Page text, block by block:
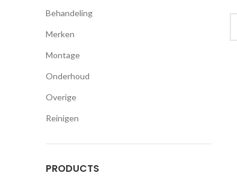
Behandeling
Merken
Montage
Onderhoud
Overige
Reinigen
PRODUCTS